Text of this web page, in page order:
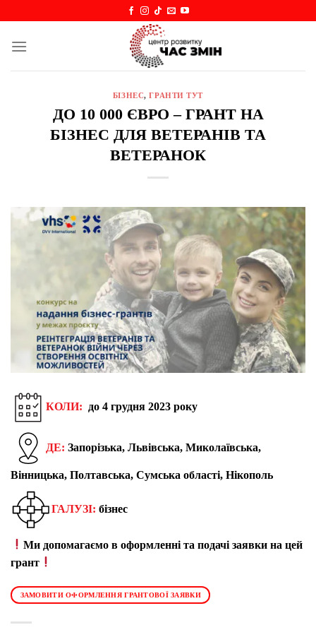
content
БІЗНЕС,ГРАНТИ ТУТ
ДО 10 000 ЄВРО – ГРАНТ НА
БІЗНЕС ДЛЯ ВЕТЕРАНІВ ТА
ВЕТЕРАНОК
КОЛИ: до 4 грудня 2023 року
ДЕ: Запорізька, Львівська, Миколаївська,
Вінницька, Полтавська, Сумська області, Нікополь
ГАЛУЗІ: бізнес
Ми допомагаємо в оформленні та подачі заявки на цей
грант
ЗАМОВИТИ ОФОРМЛЕННЯ ГРАНТОВОЇ ЗАЯВКИ